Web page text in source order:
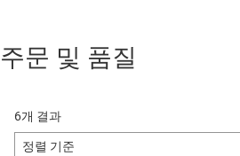
주문 및 품질